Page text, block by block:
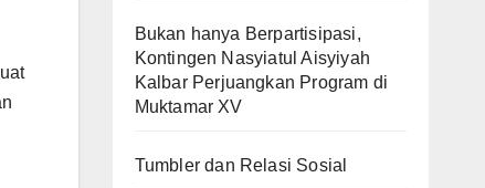
Bukan hanya Berpartisipasi,
Kontingen Nasyiatul Aisyiyah
Kalbar Perjuangkan Program di
Muktamar XV
Tumbler dan Relasi Sosial